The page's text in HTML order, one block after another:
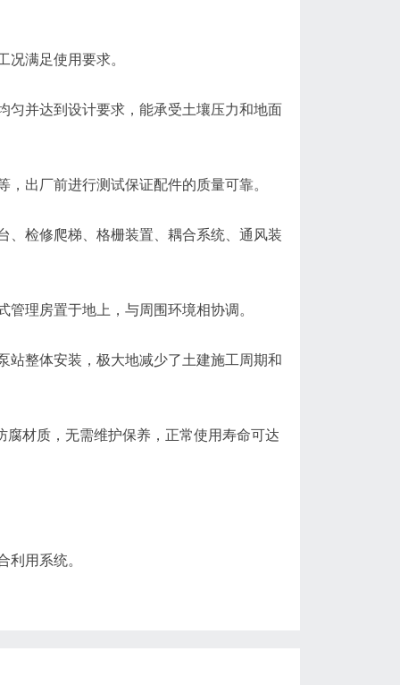
满足使用要求。
匀并达到设计要求，能承受土壤压力和地面
出厂前进行测试保证配件的质量可靠。
、检修爬梯、格栅装置、耦合系统、通风装
理房置于地上，与周围环境相协调。
站整体安装，极大地减少了土建施工周期和
材质，无需维护保养，正常使用寿命可达
利用系统。